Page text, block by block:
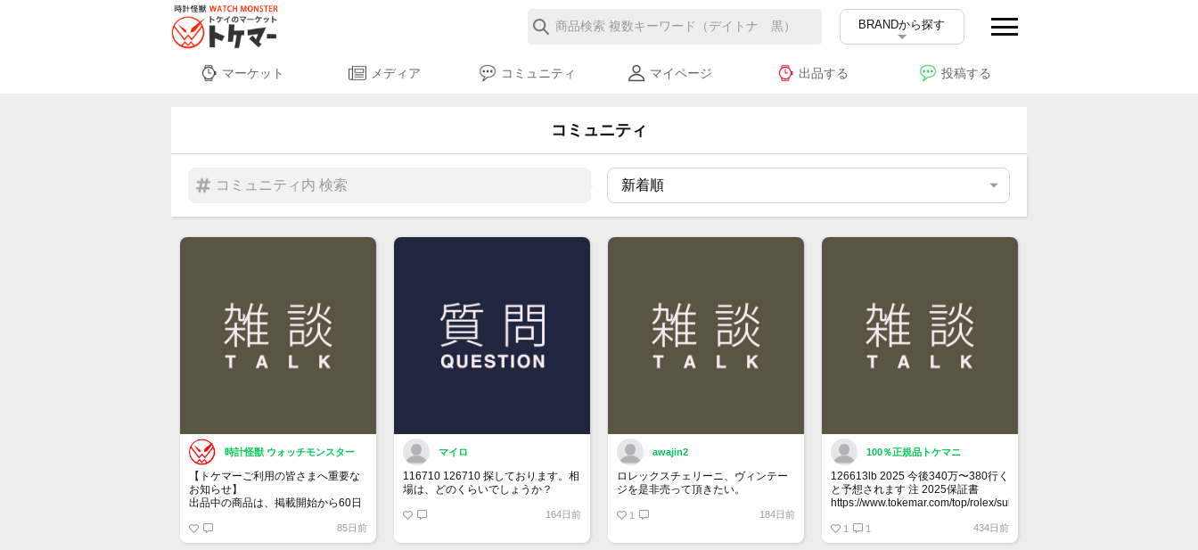
BRANDから探す
マーケット メディア コミュニティ マイページ 出品する 投稿する
コミュニティ
時計怪獣 ウォッチモンスター
【トケマーご利用の皆さまへ重要な
お知らせ】
出品中の商品は、掲載開始から60日
へ戻ります。
トップページでお気に入り登録がで
85日前
マイロ
116710 126710 探しております。相
場は、どのくらいでしょうか？
164日前
awajin2
ロレックスチェリーニ、ヴィンテー
ジを是非売って頂きたい。
1 184日前
100％正規品トケマニ
126613lb 2025 今後340万〜380行く
と予想されます 注 2025保証書
https://www.tokemar.com/top/rolex/submariner/166613lb-
マジ上がる予想しかない
1 1 434日前